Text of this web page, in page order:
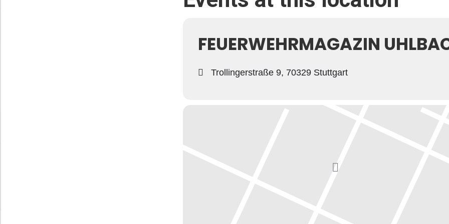
FEUERWEHRMAGAZIN
Trollingerstraße 9, 70329 Stuttgart